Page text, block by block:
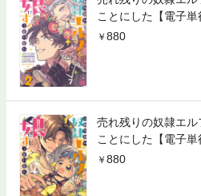
ことにした【電子
880
売れ残りの奴隷エ
ことにした【電子
880